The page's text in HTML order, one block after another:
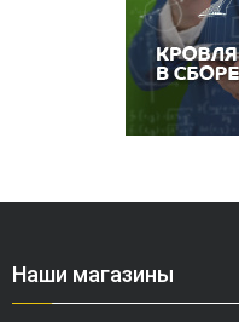
Наши магазины